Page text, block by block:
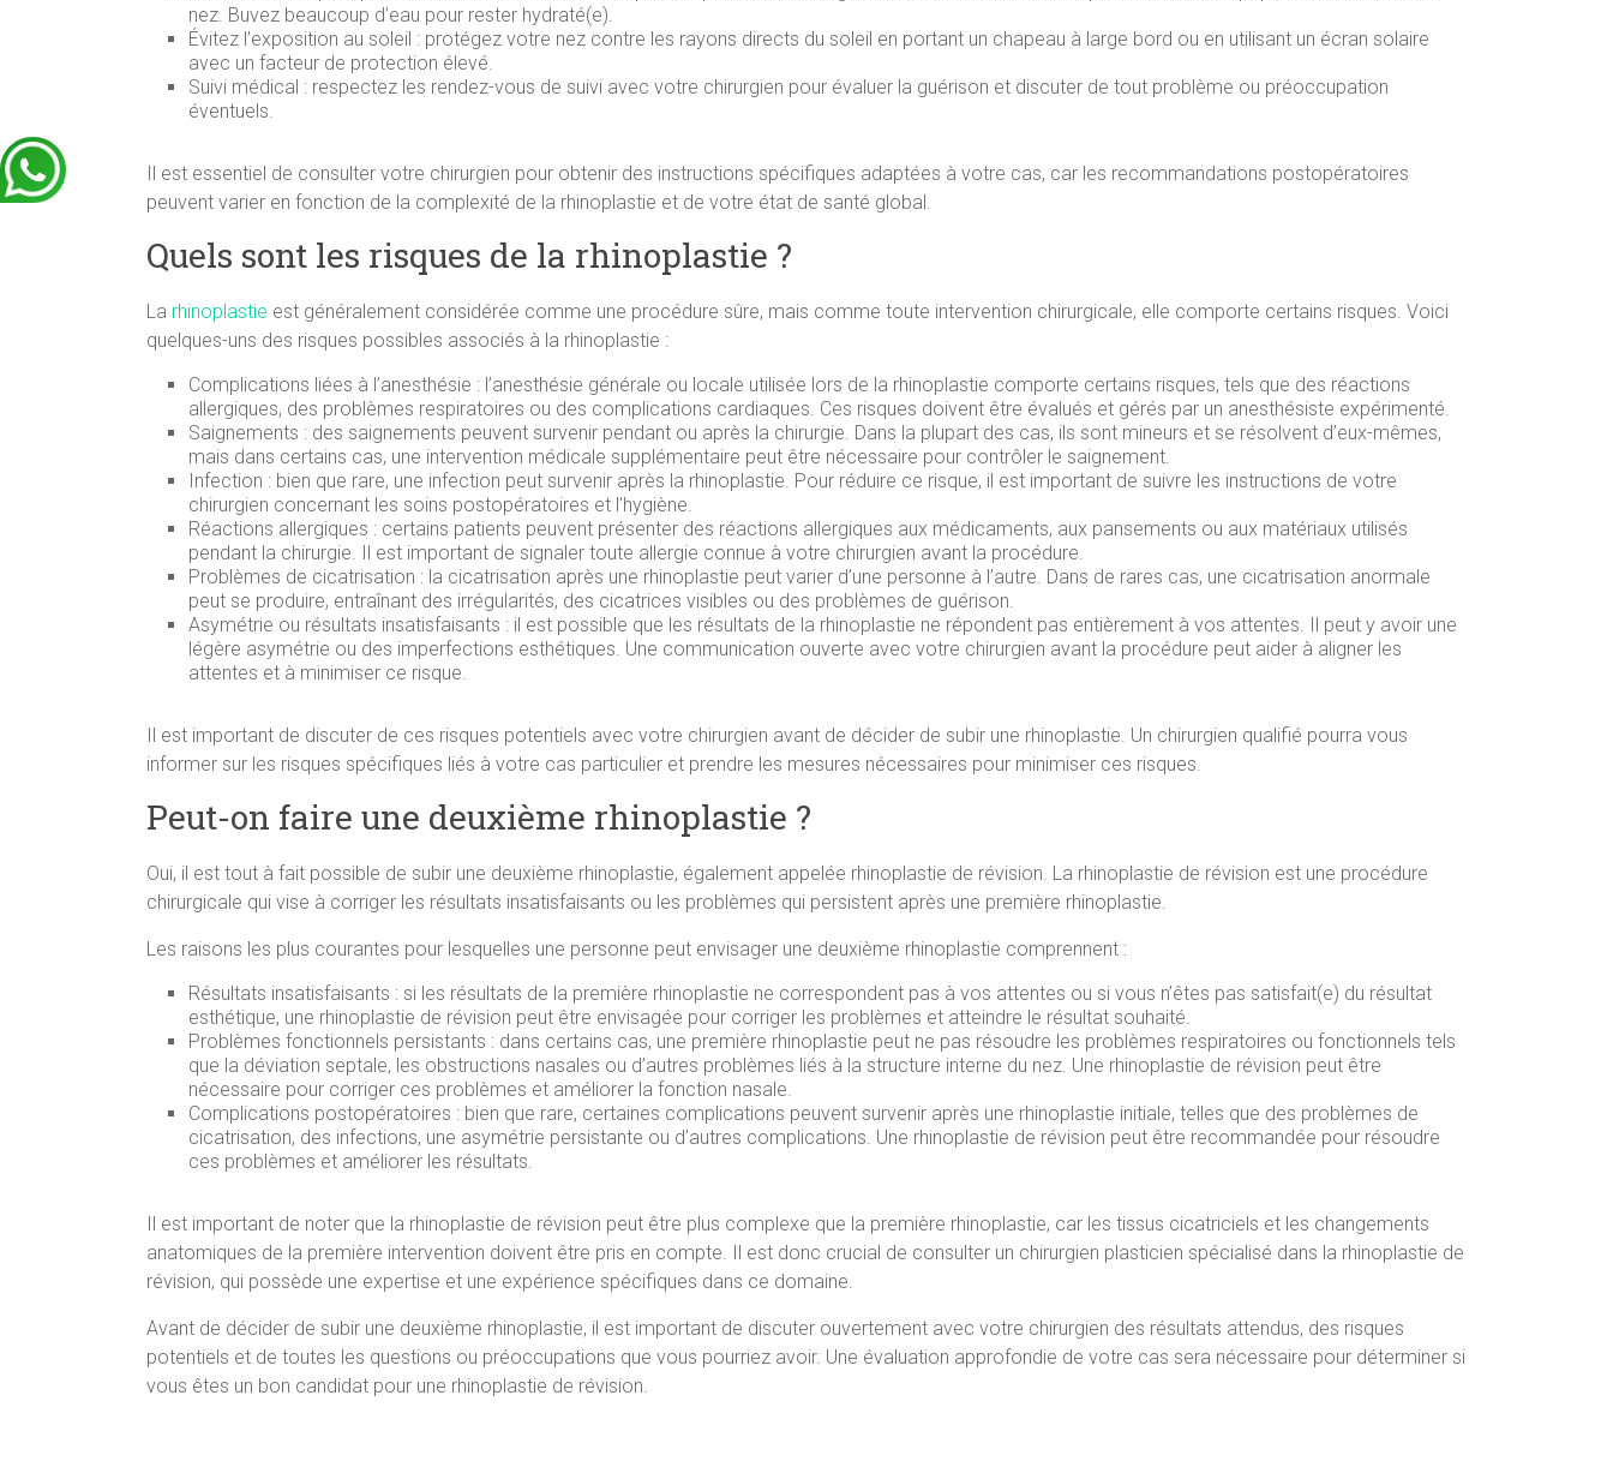
nez. Buvez beaucoup d’eau pour rester hydraté(e).
Évitez l’exposition au soleil : protégez votre nez contre les rayons directs du soleil en portant un chapeau à large bord ou en utilisant un écran solaire
avec un facteur de protection élevé.
Suivi médical : respectez les rendez-vous de suivi avec votre chirurgien pour évaluer la guérison et discuter de tout problème ou préoccupation
éventuels.
Il est essentiel de consulter votre chirurgien pour obtenir des instructions spécifiques adaptées à votre cas, car les recommandations postopératoires
peuvent varier en fonction de la complexité de la rhinoplastie et de votre état de santé global.
Quels sont les risques de la rhinoplastie ?
La rhinoplastie est généralement considérée comme une procédure sûre, mais comme toute intervention chirurgicale, elle comporte certains risques. Voici
quelques-uns des risques possibles associés à la rhinoplastie :
Complications liées à l’anesthésie : l’anesthésie générale ou locale utilisée lors de la rhinoplastie comporte certains risques, tels que des réactions
allergiques, des problèmes respiratoires ou des complications cardiaques. Ces risques doivent être évalués et gérés par un anesthésiste expérimenté.
Saignements : des saignements peuvent survenir pendant ou après la chirurgie. Dans la plupart des cas, ils sont mineurs et se résolvent d’eux-mêmes,
mais dans certains cas, une intervention médicale supplémentaire peut être nécessaire pour contrôler le saignement.
Infection : bien que rare, une infection peut survenir après la rhinoplastie. Pour réduire ce risque, il est important de suivre les instructions de votre
chirurgien concernant les soins postopératoires et l’hygiène.
Réactions allergiques : certains patients peuvent présenter des réactions allergiques aux médicaments, aux pansements ou aux matériaux utilisés
pendant la chirurgie. Il est important de signaler toute allergie connue à votre chirurgien avant la procédure.
Problèmes de cicatrisation : la cicatrisation après une rhinoplastie peut varier d’une personne à l’autre. Dans de rares cas, une cicatrisation anormale
peut se produire, entraînant des irrégularités, des cicatrices visibles ou des problèmes de guérison.
Asymétrie ou résultats insatisfaisants : il est possible que les résultats de la rhinoplastie ne répondent pas entièrement à vos attentes. Il peut y avoir une
légère asymétrie ou des imperfections esthétiques. Une communication ouverte avec votre chirurgien avant la procédure peut aider à aligner les
attentes et à minimiser ce risque.
Il est important de discuter de ces risques potentiels avec votre chirurgien avant de décider de subir une rhinoplastie. Un chirurgien qualifié pourra vous
informer sur les risques spécifiques liés à votre cas particulier et prendre les mesures nécessaires pour minimiser ces risques.
Peut-on faire une deuxième rhinoplastie ?
Oui, il est tout à fait possible de subir une deuxième rhinoplastie, également appelée rhinoplastie de révision. La rhinoplastie de révision est une procédure
chirurgicale qui vise à corriger les résultats insatisfaisants ou les problèmes qui persistent après une première rhinoplastie.
Les raisons les plus courantes pour lesquelles une personne peut envisager une deuxième rhinoplastie comprennent :
Résultats insatisfaisants : si les résultats de la première rhinoplastie ne correspondent pas à vos attentes ou si vous n’êtes pas satisfait(e) du résultat
esthétique, une rhinoplastie de révision peut être envisagée pour corriger les problèmes et atteindre le résultat souhaité.
Problèmes fonctionnels persistants : dans certains cas, une première rhinoplastie peut ne pas résoudre les problèmes respiratoires ou fonctionnels tels
que la déviation septale, les obstructions nasales ou d’autres problèmes liés à la structure interne du nez. Une rhinoplastie de révision peut être
nécessaire pour corriger ces problèmes et améliorer la fonction nasale.
Complications postopératoires : bien que rare, certaines complications peuvent survenir après une rhinoplastie initiale, telles que des problèmes de
cicatrisation, des infections, une asymétrie persistante ou d’autres complications. Une rhinoplastie de révision peut être recommandée pour résoudre
ces problèmes et améliorer les résultats.
Il est important de noter que la rhinoplastie de révision peut être plus complexe que la première rhinoplastie, car les tissus cicatriciels et les changements
anatomiques de la première intervention doivent être pris en compte. Il est donc crucial de consulter un chirurgien plasticien spécialisé dans la rhinoplastie de
révision, qui possède une expertise et une expérience spécifiques dans ce domaine.
Avant de décider de subir une deuxième rhinoplastie, il est important de discuter ouvertement avec votre chirurgien des résultats attendus, des risques
potentiels et de toutes les questions ou préoccupations que vous pourriez avoir. Une évaluation approfondie de votre cas sera nécessaire pour déterminer si
vous êtes un bon candidat pour une rhinoplastie de révision.